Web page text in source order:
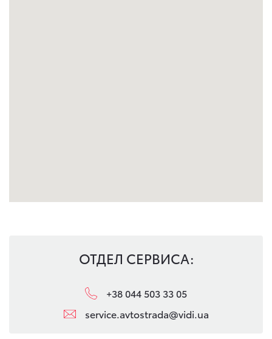
ОТДЕЛ СЕРВИСА:
+38 044 503 33 05
service.avtostrada@vidi.ua